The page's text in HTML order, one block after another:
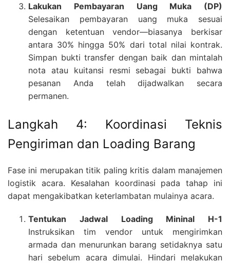
Lakukan Pembayaran Uang Muka (DP)
Selesaikan pembayaran uang muka sesuai
dengan ketentuan vendor—biasanya berkisar
antara 30% hingga 50% dari total nilai kontrak.
Simpan bukti transfer dengan baik dan mintalah
nota atau kuitansi resmi sebagai bukti bahwa
pesanan Anda telah dijadwalkan secara
permanen.
Langkah 4: Koordinasi Teknis
Pengiriman dan Loading Barang
Fase ini merupakan titik paling kritis dalam manajemen
logistik acara. Kesalahan koordinasi pada tahap ini
dapat mengakibatkan keterlambatan mulainya acara.
Tentukan Jadwal Loading Mininal H-1
Instruksikan tim vendor untuk mengirimkan
armada dan menurunkan barang setidaknya satu
hari sebelum acara dimulai. Hindari melakukan